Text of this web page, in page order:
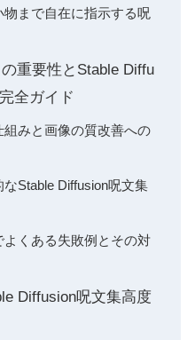
まで自在に指示する呪
重要性とStable Diffu
全ガイド
みと画像の質改善への
Stable Diffusion呪文集
くある失敗例とその対
Diffusion呪文集高度